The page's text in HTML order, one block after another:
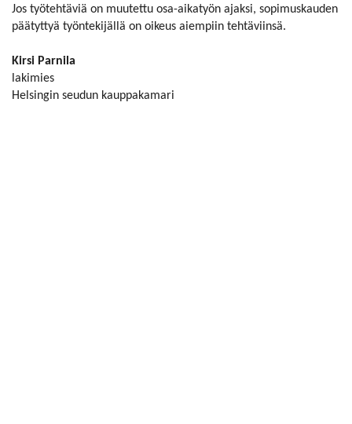
Jos työtehtäviä on muutettu osa-aikatyön ajaksi, sopimuskauden
päätyttyä työntekijällä on oikeus aiempiin tehtäviinsä.
Kirsi Parnila
lakimies
Helsingin seudun kauppakamari